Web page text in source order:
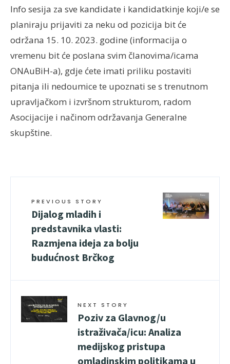
Info sesija za sve kandidate i kandidatkinje koji/e se
planiraju prijaviti za neku od pozicija bit će
održana 15. 10. 2023. godine (informacija o
vremenu bit će poslana svim članovima/icama
ONAuBiH-a), gdje ćete imati priliku postaviti
pitanja ili nedoumice te upoznati se s trenutnom
upravljačkom i izvršnom strukturom, radom
Asocijacije i načinom održavanja Generalne
skupštine.
PREVIOUS STORY
Dijalog mladih i
predstavnika vlasti:
Razmjena ideja za bolju
budućnost Brčkog
NEXT STORY
Poziv za Glavnog/u
istraživača/icu: Analiza
medijskog pristupa
omladinskim politikama u